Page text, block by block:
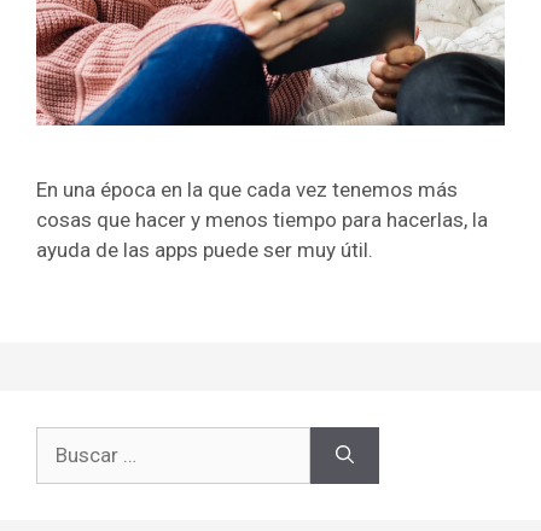
En una época en la que cada vez tenemos más
cosas que hacer y menos tiempo para hacerlas, la
ayuda de las apps puede ser muy útil.